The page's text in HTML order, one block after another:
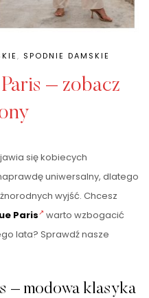
, SPODNIE DAMSKIE
– zobacz
się kobiecych
uniwersalny, dlatego
wyjść. Chcesz
Paris
warto wzbogacić
lata? Sprawdź nasze
– modowa klasyka